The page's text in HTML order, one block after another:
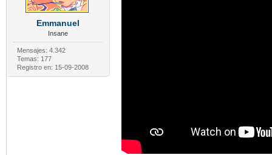
Emmanuel
Insane
Mensajes: 4.342
Temas: 177
Registro en: 15-09-2008